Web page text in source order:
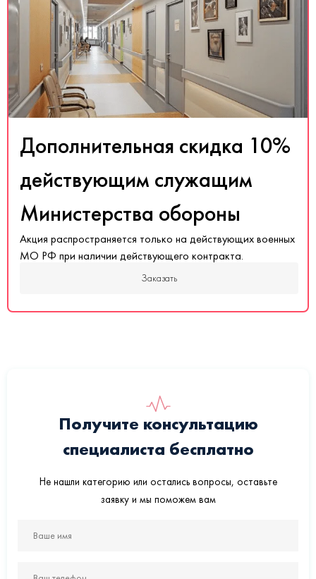
Дополнительная скидка 10%
действующим служащим
Министерства обороны
Акция распространяется только на действующих военных
МО РФ при наличии действующего контракта.
Заказать
Получите консультацию
специалиста бесплатно
Не нашли категорию или остались вопросы, оставьте
заявку и мы поможем вам